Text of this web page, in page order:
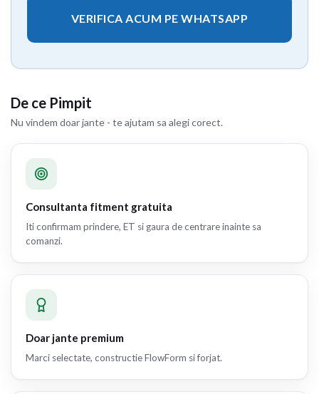
VERIFICA ACUM PE WHATSAPP
De ce Pimpit
Nu vindem doar jante - te ajutam sa alegi corect.
Consultanta fitment gratuita
Iti confirmam prindere, ET si gaura de centrare inainte sa
comanzi.
Doar jante premium
Marci selectate, constructie FlowForm si forjat.